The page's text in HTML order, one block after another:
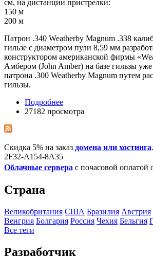
см, на дистанции пристрелки:
150 м
200 м
Патрон .340 Weatherby Magnum .338
гильзе с диаметром пули 8,59 мм
конструктором американской фирмы
Амбером (John Amber) на базе гильзы
патрона .300 Weatherby Magnum путем
гильзы.
Подробнее
27182 просмотра
Скидка 5% на заказ домена или хостинга
2F32-A154-8A35
Облачные сервера с почасовой оплатой
Страна
Великобритания США Бразилия Австрия
Венгрия Болгария Росcия Чехия Бельгия
Все теги
Разработчик